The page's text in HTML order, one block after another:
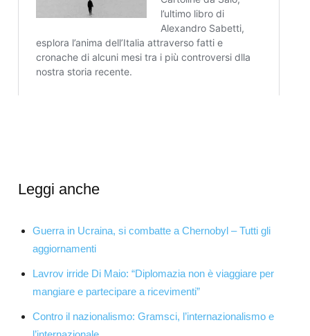
Leggi anche
Guerra in Ucraina, si combatte a Chernobyl – Tutti gli
aggiornamenti
Lavrov irride Di Maio: “Diplomazia non è viaggiare per
mangiare e partecipare a ricevimenti”
Contro il nazionalismo: Gramsci, l’internazionalismo e